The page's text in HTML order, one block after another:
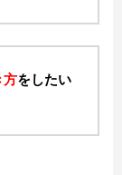
方をしたい